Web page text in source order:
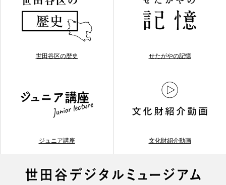
世田谷区の歴史 せたがやの記憶
ジュニア講座 文化財紹介動画